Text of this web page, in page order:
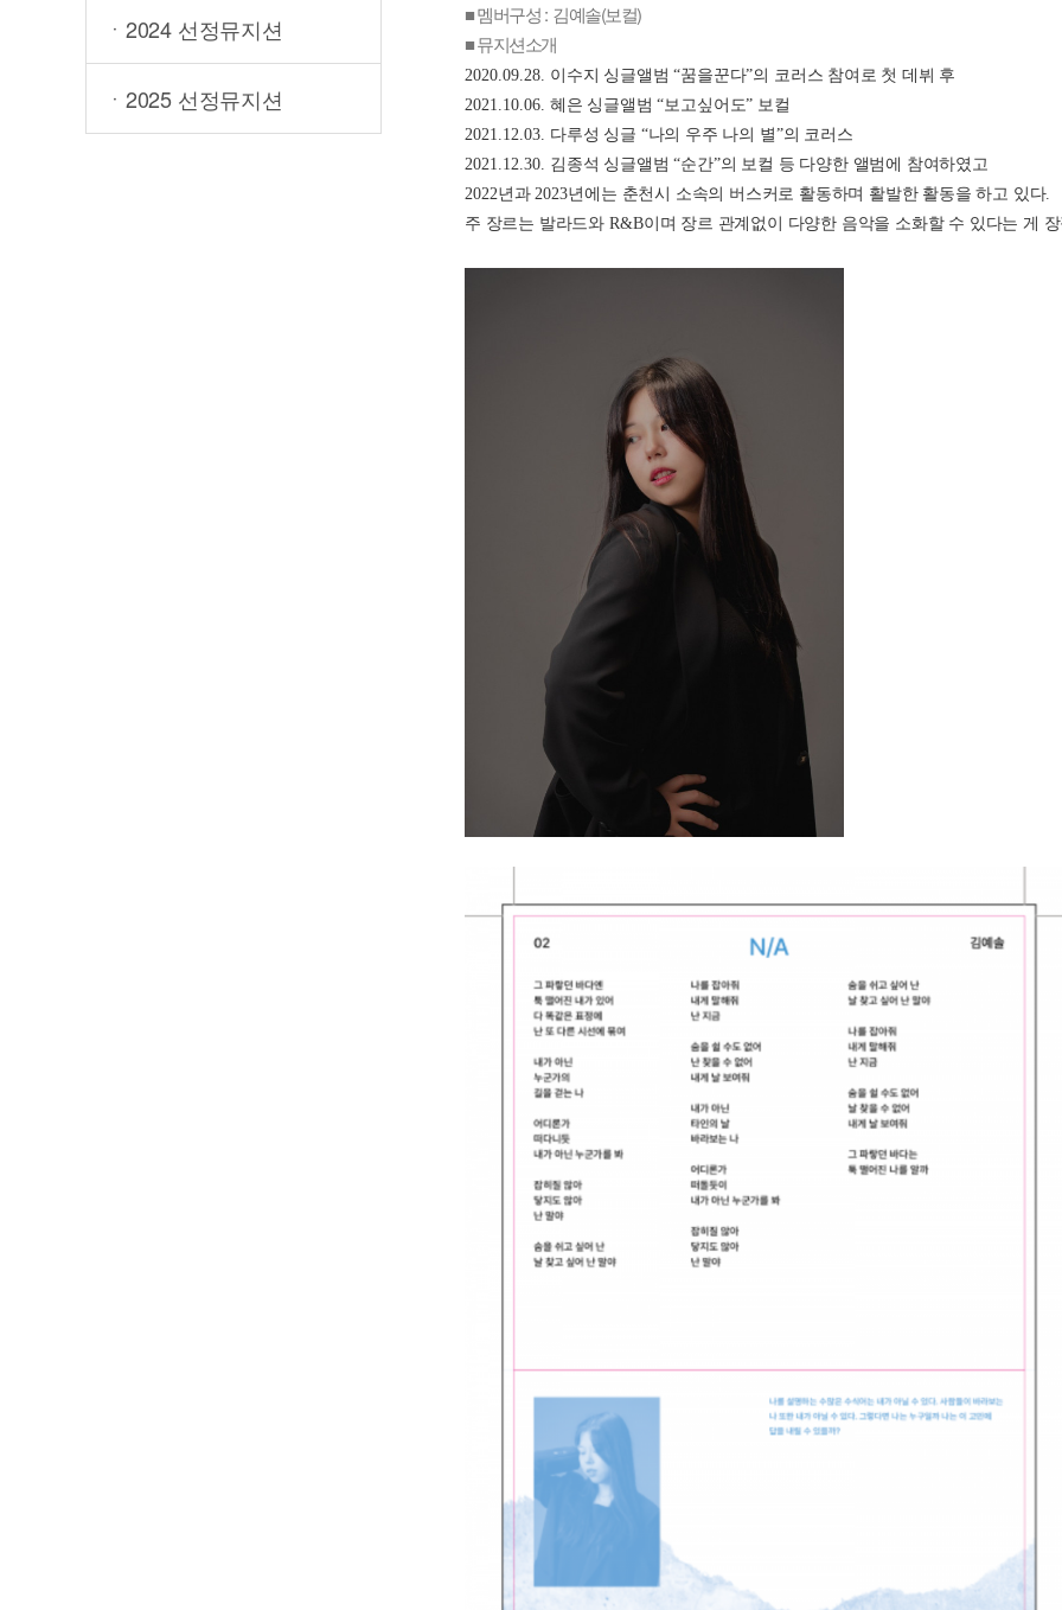
ㆍ2024 선정뮤지션
ㆍ2025 선정뮤지션
■ 멤버구성 : 김예솔(보컬)
■ 뮤지션소개
2020.09.28. 이수지 싱글앨범 “꿈을꾼다”의 코러스 참여로 첫 데뷔 후
2021.10.06. 혜은 싱글앨범 “보고싶어도” 보컬
2021.12.03. 다루성 싱글 “나의 우주 나의 별”의 코러스
2021.12.30. 김종석 싱글앨범 “순간”의 보컬 등 다양한 앨범에 참여하였고
2022년과 2023년에는 춘천시 소속의 버스커로 활동하며 활발한 활동을 하고 있다.
주 장르는 발라드와 R&B이며 장르 관계없이 다양한 음악을 소화할 수 있다는 게